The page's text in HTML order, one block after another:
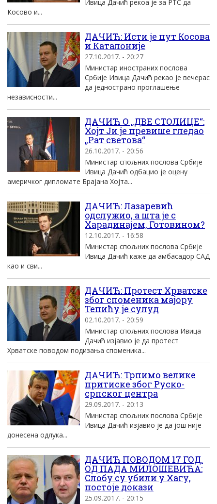
Ивица Дачић рекоа је за РТС да
Косово и...
ДАЧИЋ: Исти је пут Косова
и Каталоније
27.10.2017. - 20:27
Министар иностраних послова
Србије Ивица Дачић рекао је вечерас
да једнострано проглашење
независности...
ДАЧИЋ О „ДВЕ СТОЛИЦЕ“:
Хојт Ји је превише гледао
„Рат светова“
26.10.2017. - 20:56
Министар спољних послова Србије
Ивица Дачић одбацио је оцену
америчког дипломате Брајана Хојта...
ДАЧИЋ: Лазаревић
одслужио, а шта је с
Харадинајем, Готовином?
12.10.2017. - 16:58
Министар спољних послова Србије
Ивица Дачић каже да амбасадор САД
као и сви...
ДАЧИЋ: Протест Хрватске
због споменика мајору
Тепићу је сулуд
02.10.2017. - 20:59
Министар спољних послова Ивица
Дачић изјавио је да протест
Хрватске поводом подизања споменика...
ДАЧИЋ: Трпимо велике
притиске због Руско-
српског центра
29.09.2017. - 20:13
Министар спољних послова Србије
Ивица Дачић изјавио је да још није
донесена одлука...
ДАЧИЋ ПОВОДОМ 17 ГОД.
ОД ПАДА МИЛОШЕВИЋА:
Слобу су убили у Хагу,
постоје докази
25.09.2017. - 20:15